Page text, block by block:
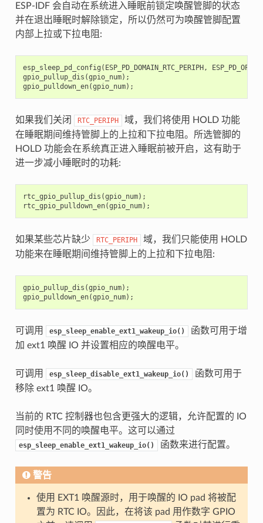
ESP-IDF 会自动在系统进入睡眠前锁定唤醒管脚的状态
并在退出睡眠时解除锁定，所以仍然可为唤醒管脚配置
内部上拉或下拉电阻:
esp_sleep_pd_config ( ESP_PD_DOMAIN_RTC_PERIPH,
gpio_pullup_dis (gpio_num);
gpio_pulldown_en(gpio_num);
如果我们关闭 RTC_PERIPH
域，我们将使用 HOLD 功能
在睡眠期间维持管脚上的上拉和下拉电阻。所选管脚的
HOLD 功能会在系统真正进入睡眠前被开启，这有助于
进一步减小睡眠时的功耗:
rtc_gpio_pullup_dis (gpio_num);
rtc_gpio_pulldown_en(gpio_num);
如果某些芯片缺少 RTC_PERIPH
域，我们只能使用 HOLD
功能来在睡眠期间维持管脚上的上拉和下拉电阻:
gpio_pullup_dis (gpio_num);
gpio_pulldown_en(gpio_num);
可调用 esp_sleep_enable_ext1_wakeup_io()
函数可用于增
加 ext1 唤醒 IO 并设置相应的唤醒电平。
可调用 esp_sleep_disable_ext1_wakeup_io()
函数可用于
移除 ext1 唤醒 IO。
当前的 RTC 控制器也包含更强大的逻辑，允许配置的 IO
同时使用不同的唤醒电平。这可以通过
esp_sleep_enable_ext1_wakeup_io() 函数来进行配置。
警告
使用 EXT1 唤醒源时，用于唤醒的 IO pad 将被配
置为 RTC IO。因此，在将该 pad 用作数字 GPIO